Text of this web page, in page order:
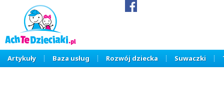
Artykuły Baza usług Rozwój dziecka Suwaczki